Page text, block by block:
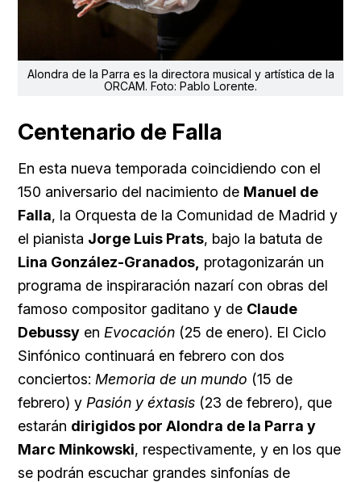
Alondra de la Parra es la directora musical y artística de la
ORCAM. Foto: Pablo Lorente.
Centenario de Falla
En esta nueva temporada coincidiendo con el
150 aniversario del nacimiento de Manuel de
Falla, la Orquesta de la Comunidad de Madrid y
el pianista Jorge Luis Prats, bajo la batuta de
Lina González-Granados, protagonizarán un
programa de inspiraración nazarí con obras del
famoso compositor gaditano y de Claude
Debussy en Evocación (25 de enero). El Ciclo
Sinfónico continuará en febrero con dos
conciertos: Memoria de un mundo (15 de
febrero) y Pasión y éxtasis (23 de febrero), que
estarán dirigidos por Alondra de la Parra y
Marc Minkowski, respectivamente, y en los que
se podrán escuchar grandes sinfonías de